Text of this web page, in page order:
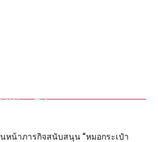
: Boucheron
2025 0
หน้าภารกิจสนับสนุน “หมอกระเป๋า